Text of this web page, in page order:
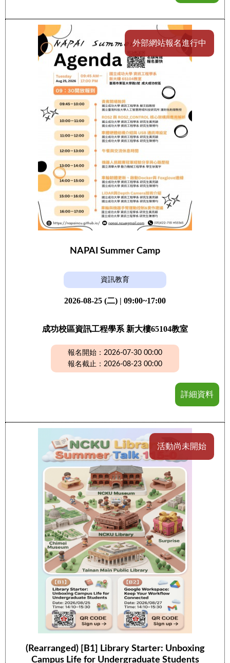
外部網站報名進行中
NAPAI Summer Camp
資訊教育
2026-08-25 (二) | 09:00~17:00
成功校區資訊工程學系 新大樓65104教室
報名開始：2026-07-30 00:00
報名截止：2026-08-23 00:00
詳細資料
活動尚未開始
(Rearranged) [B1] Library Starter: Unboxing
Campus Life for Undergraduate Students